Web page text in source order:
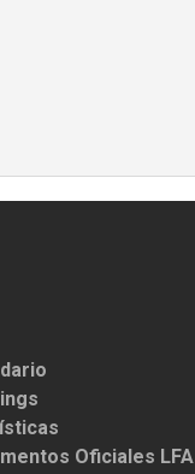
Oficiales LFA